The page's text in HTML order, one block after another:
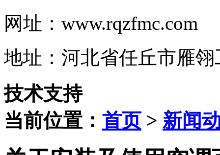
网址：www.rqzfmc.com
地址：河北省任丘市雁
技术支持
当前位置： 首页> 新闻